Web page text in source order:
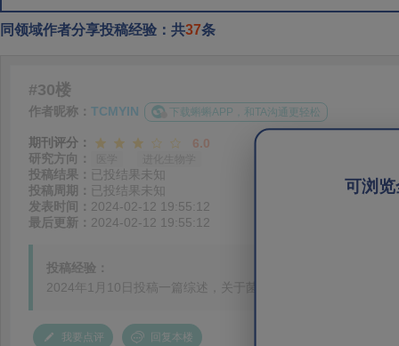
同领域作者分享投稿经验：共37条
可浏
#30楼
作者昵称： TCMYIN 下载蝌蝌APP，和TA沟通更轻松
期刊评分：
6.0
研究方向：
投稿结果： 已投结果未知
投稿周期： 已投结果未知
发表时间： 2024-02-12 19:55:12
最后更新： 2024-02-12 19:55:12
投稿经验：
2024年1月10日投稿一篇综述，关于菌群的，目前没有什么消
我要点评 回复本楼